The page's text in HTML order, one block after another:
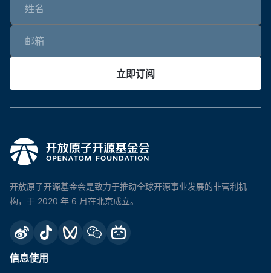
立即订阅
开放原子开源基金会是致力于推动全球开源事业发展的非营利机
构，于 2020 年 6 月在北京成立。
信息使用